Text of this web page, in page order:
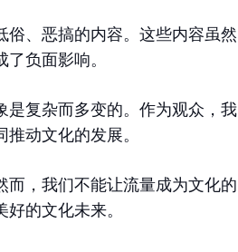
、恶搞的内容。这些内容虽然
负面影响。
是复杂而多变的。作为观众，我
动文化的发展。
，我们不能让流量成为文化的
的文化未来。